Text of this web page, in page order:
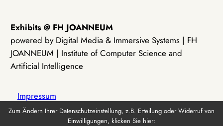
Exhibits @ FH JOANNEUM
powered by Digital Media & Immersive Systems | FH
JOANNEUM | Institute of Computer Science and
Artificial Intelligence
Impressum
Zum Ändern Ihrer Datenschutzeinstellung, z.B. Erteilung oder Widerruf von
Einwilligungen, klicken Sie hier: